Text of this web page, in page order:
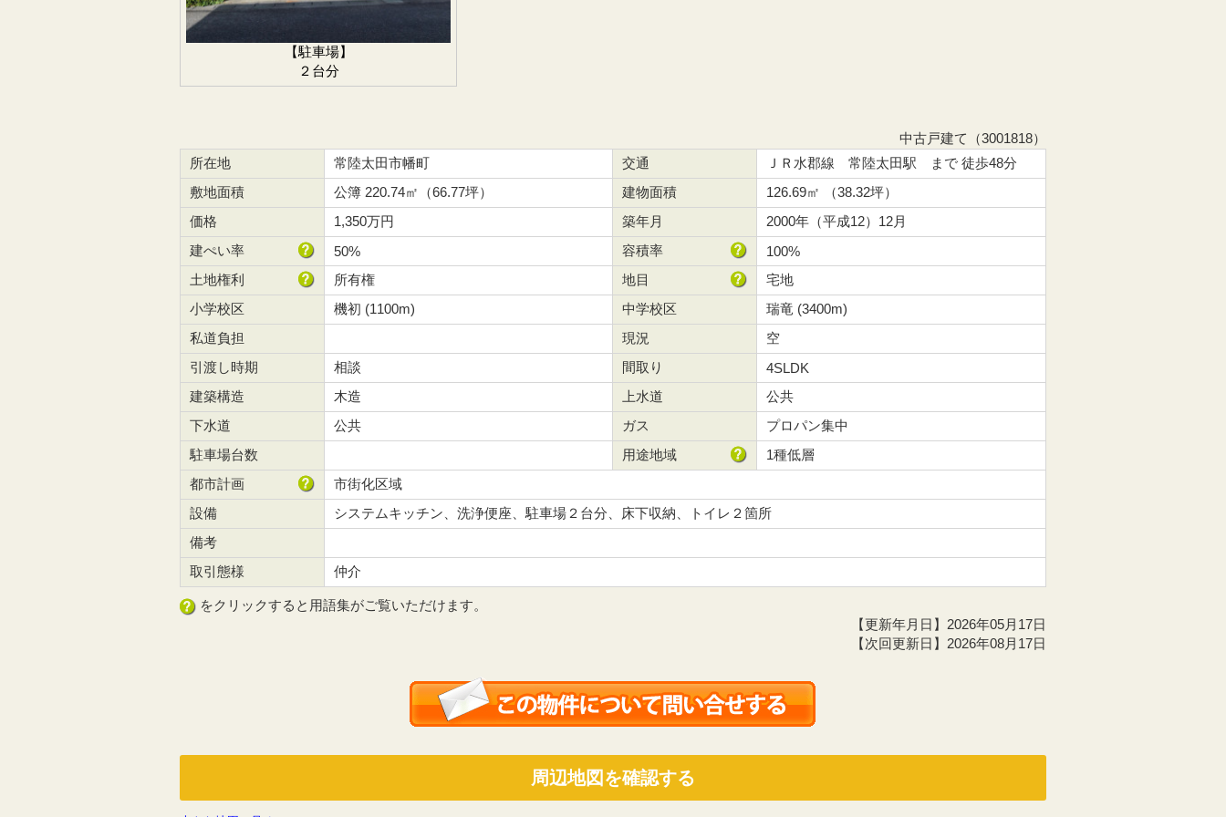
【駐車場】
２台分
中古戸建て（3001818）
所在地
常陸太田市幡町 交通
ＪＲ水郡線 常陸太田駅 まで 徒歩48分
敷地面積
公簿 220.74㎡（66.77坪） 建物面積
126.69㎡ （38.32坪）
価格
1,350万円 築年月
2000年（平成12）12月
建ぺい率
50% 容積率
100%
土地権利
所有権 地目
宅地
小学校区
機初 (1100m) 中学校区
瑞竜 (3400m)
私道負担
現況
空
引渡し時期
相談 間取り
4SLDK
建築構造
木造 上水道
公共
下水道
公共 ガス
プロパン集中
駐車場台数
用途地域
1種低層
都市計画
市街化区域
設備
システムキッチン、洗浄便座、駐車場２台分、床下収納、トイレ２箇所
備考
取引態様
仲介
をクリックすると用語集がご覧いただけます。
【更新年月日】2026年05月17日
【次回更新日】2026年08月17日
周辺地図を確認する